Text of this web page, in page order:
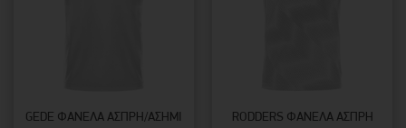
GEDE ΦΑΝΈΛΑ ΆΣΠΡΗ/ΑΣΗΜΊ RODDERS ΦΑΝΈΛΑ ΆΣΠΡΗ